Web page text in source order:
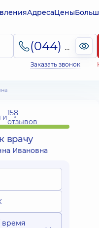
АдресаЦены
(044) 495-2-888
Заказать звонок
158
отзывов
врачу
Ивановна
время